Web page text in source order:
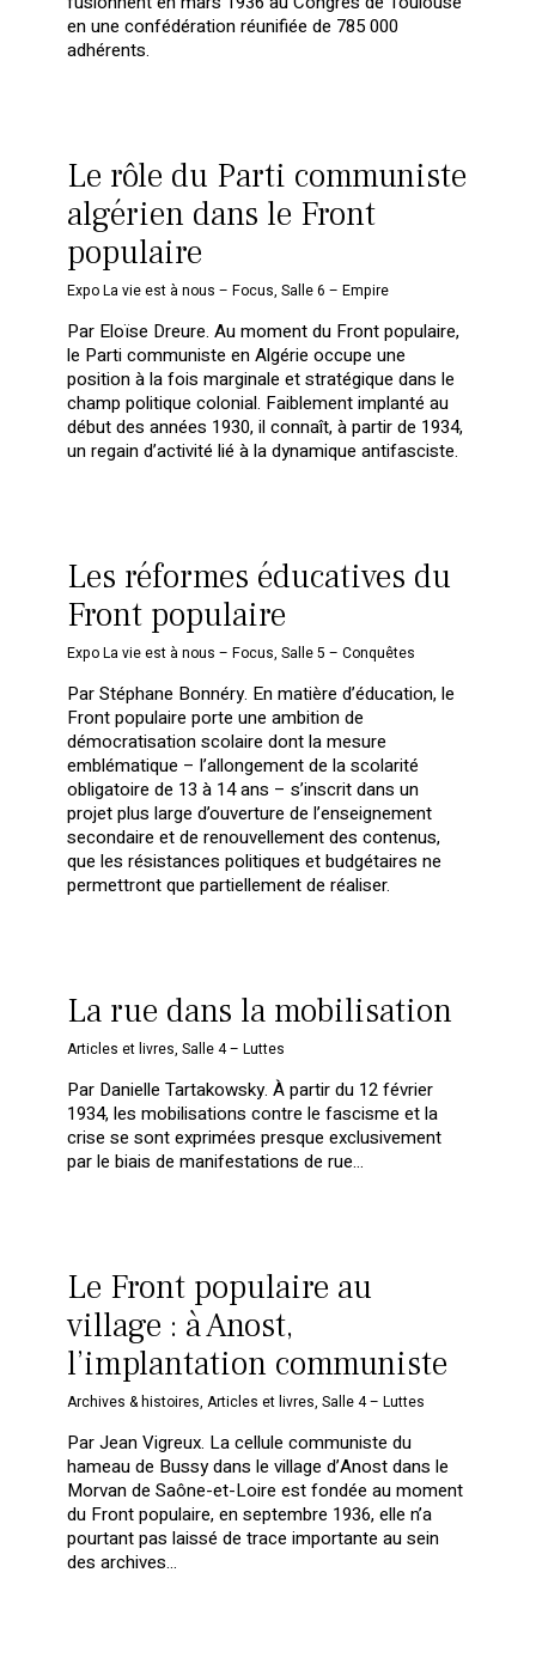
en une confédération réunifiée de 785 000
adhérents.
Le rôle du Parti communiste
algérien dans le Front
populaire
Expo La vie est à nous – Focus,Salle 6 – Empire
Par Eloïse Dreure. Au moment du Front populaire,
le Parti communiste en Algérie occupe une
position à la fois marginale et stratégique dans le
champ politique colonial. Faiblement implanté au
début des années 1930, il connaît, à partir de 1934,
un regain d’activité lié à la dynamique antifasciste.
Les réformes éducatives du
Front populaire
Expo La vie est à nous – Focus,Salle 5 – Conquêtes
Par Stéphane Bonnéry. En matière d’éducation, le
Front populaire porte une ambition de
démocratisation scolaire dont la mesure
emblématique – l’allongement de la scolarité
obligatoire de 13 à 14 ans – s’inscrit dans un
projet plus large d’ouverture de l’enseignement
secondaire et de renouvellement des contenus,
que les résistances politiques et budgétaires ne
permettront que partiellement de réaliser.
La rue dans la mobilisation
Articles et livres,Salle 4 – Luttes
Par Danielle Tartakowsky. À partir du 12 février
1934, les mobilisations contre le fascisme et la
crise se sont exprimées presque exclusivement
par le biais de manifestations de rue…
Le Front populaire au
village : à Anost,
l’implantation communiste
Archives & histoires,Articles et livres,Salle 4 – Luttes
Par Jean Vigreux. La cellule communiste du
hameau de Bussy dans le village d’Anost dans le
Morvan de Saône-et-Loire est fondée au moment
du Front populaire, en septembre 1936, elle n’a
pourtant pas laissé de trace importante au sein
des archives…